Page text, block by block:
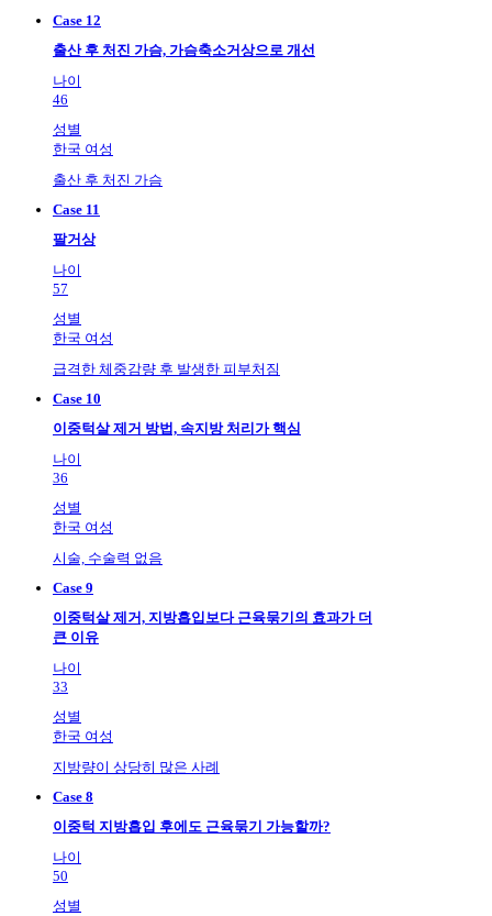
Case 12
출산 후 처진 가슴, 가슴축소거상으로 개선
나이
46
성별
한국 여성
출산 후 처진 가슴
Case 11
팔거상
나이
57
성별
한국 여성
급격한 체중감량 후 발생한 피부처짐
Case 10
이중턱살 제거 방법, 속지방 처리가 핵심
나이
36
성별
한국 여성
시술, 수술력 없음
Case 9
이중턱살 제거, 지방흡입보다 근육묶기의 효과가 더
큰 이유
나이
33
성별
한국 여성
지방량이 상당히 많은 사례
Case 8
이중턱 지방흡입 후에도 근육묶기 가능할까?
나이
50
성별